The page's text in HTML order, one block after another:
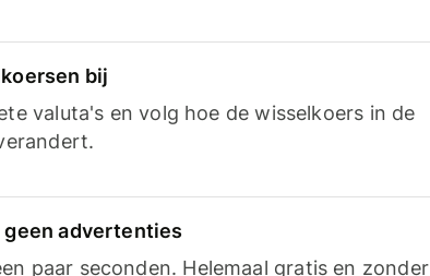
bij
valuta's en volg hoe de wisselkoers in de
geen advertenties
paar seconden. Helemaal gratis en zonder